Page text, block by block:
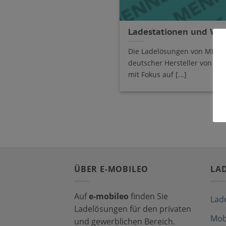
Ladestationen und
Die Ladelösungen von
deutscher Hersteller von
mit Fokus auf [...]
ÜBER E-MOBILEO
Aufe-mobileo finden Sie
Ladelösungen für den privaten
und gewerblichen Bereich.